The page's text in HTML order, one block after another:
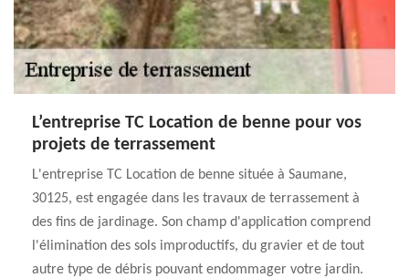
L’entreprise TC Location de benne pour vos
projets de terrassement
L'entreprise TC Location de benne située à Saumane,
30125, est engagée dans les travaux de terrassement à
des fins de jardinage. Son champ d'application comprend
l'élimination des sols improductifs, du gravier et de tout
autre type de débris pouvant endommager votre jardin.